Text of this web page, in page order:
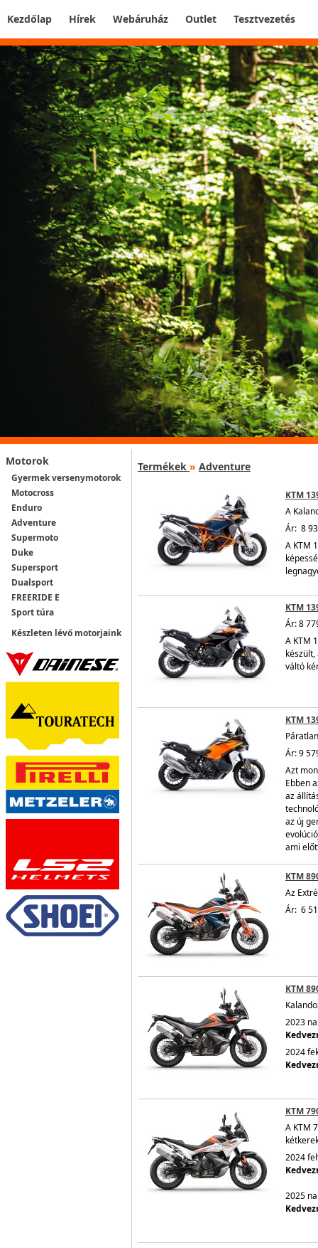
Kezdőlap Hírek Webáruház Outlet Tesztvezetés
Motorok
Gyermek versenymotorok
Motocross
Enduro
Adventure
Supermoto
Duke
Supersport
Dualsport
FREERIDE E
Sport túra
Készleten lévő motorjaink
Termékek » Adventure
KTM
A
Ár: 8
A KTM
KTM
Ár: 8
A KTM
váltó
KTM
Ár: 9
Azt
Ebben
az
az új
ami
KTM
Az
Ár: 6
KTM
2023
2024
KTM
A KTM
2024
2025